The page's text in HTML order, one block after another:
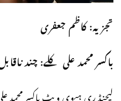
تجزیہ: کاظم جعفری
باکسر محمد علی کلے: چند
لیجنڈ ری ہیوی ویٹ باکسر محمد